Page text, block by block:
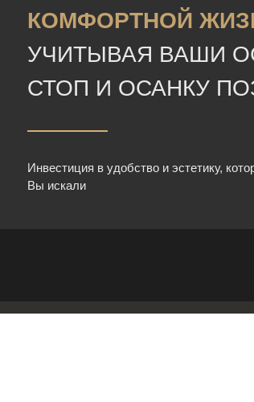
Инвестиция в удобство и эстетику,
Вы искали
КОМФОРТНОЙ
УЧИТЫВАЯ ВАШИ
СТОП И ОСАНКУ